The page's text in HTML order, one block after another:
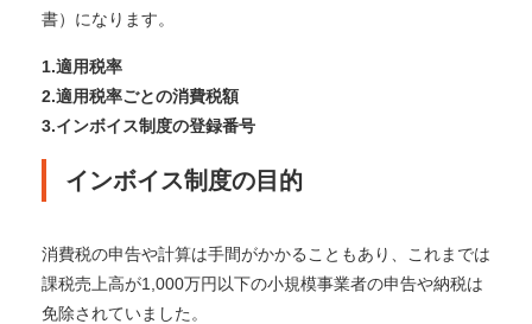
書）になります。
1.適用税率
2.適用税率ごとの消費税額
3.インボイス制度の登録番号
インボイス制度の目的
消費税の申告や計算は手間がかかることもあり、これまでは
課税売上高が1,000万円以下の小規模事業者の申告や納税は
免除されていました。